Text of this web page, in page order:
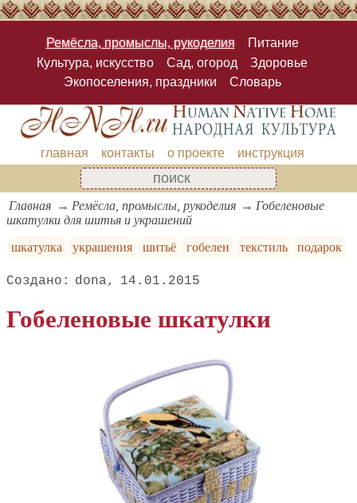
Ремёсла, промыслы, рукоделия
Питание
Культура, искусство
Сад, огород
Здоровье
Экопоселения, праздники
Словарь
главная контакты о проекте инструкция
Главная Ремёсла, промыслы, рукоделия
Гобеленовые
шкатулки для шитья и украшений
шкатулка
украшения шитьё гобелен текстиль подарок
dona 14.01.2015
Гобеленовые шкатулки